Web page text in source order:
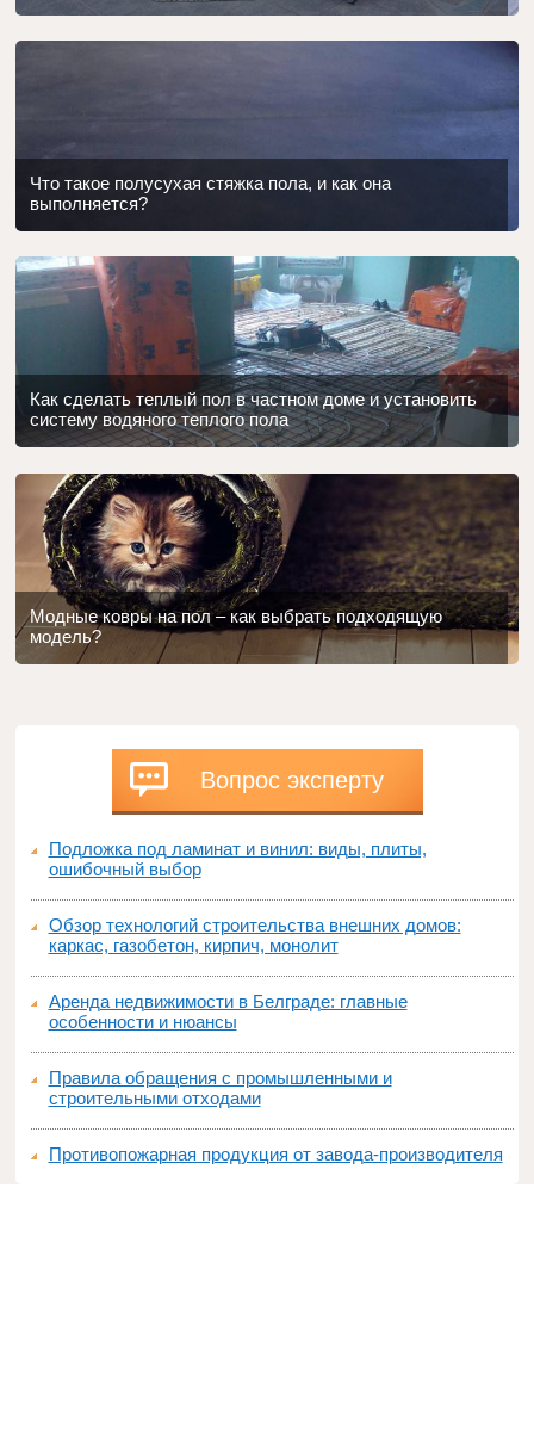
Что такое полусухая стяжка пола, и как она
выполняется?
Как сделать теплый пол в частном доме и установить
систему водяного теплого пола
Модные ковры на пол – как выбрать подходящую
модель?
Вопрос эксперту
Подложка под ламинат и винил: виды, плиты,
ошибочный выбор
Обзор технологий строительства внешних домов:
каркас, газобетон, кирпич, монолит
Аренда недвижимости в Белграде: главные
особенности и нюансы
Правила обращения с промышленными и
строительными отходами
Противопожарная продукция от завода-производителя